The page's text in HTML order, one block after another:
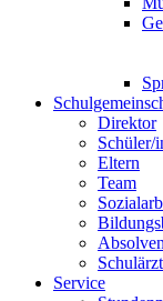
Direktor
Schüler/
Eltern
Team
Service